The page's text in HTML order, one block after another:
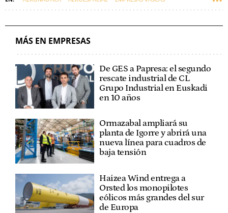
MÁS EN EMPRESAS
De GES a Papresa: el segundo
rescate industrial de CL
Grupo Industrial en Euskadi
en 10 años
Ormazabal ampliará su
planta de Igorre y abrirá una
nueva línea para cuadros de
baja tensión
Haizea Wind entrega a
Orsted los monopilotes
eólicos más grandes del sur
de Europa